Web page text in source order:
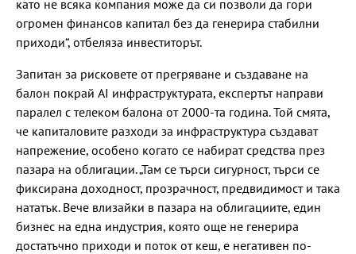
като не всяка компания може да си позволи да гори
огромен финансов капитал без да генерира стабилни
приходи“, отбеляза инвеститорът.
Запитан за рисковете от прегряване и създаване на
балон покрай AI инфраструктурата, експертът направи
паралел с телеком балона от 2000-та година. Той смята,
че капиталовите разходи за инфраструктура създават
напрежение, особено когато се набират средства през
пазара на облигации. „Там се търси сигурност, търси се
фиксирана доходност, прозрачност, предвидимост и така
нататък. Вече влизайки в пазара на облигациите, един
бизнес на една индустрия, която още не генерира
достатъчно приходи и поток от кеш, е негативен по-